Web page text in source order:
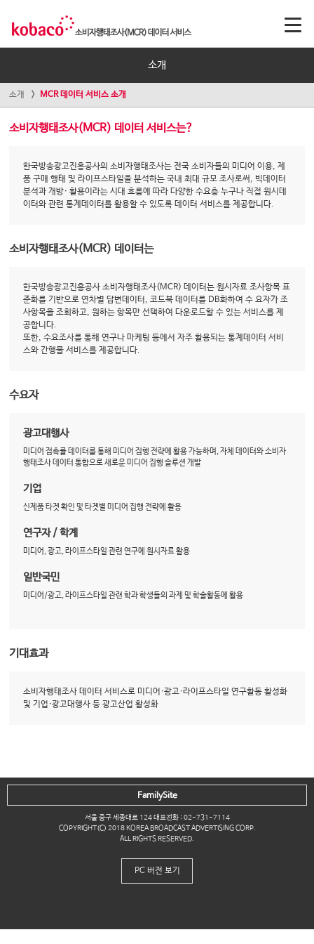
소개
소개 MCR 데이터 서비스 소개
소비자행태조사(MCR) 데이터 서비스는?
한국방송광고진흥공사의 소비자행태조사는 전국 소비자들의 미디어 이용, 제
품 구매 행태 및 라이프스타일을 분석하는 국내 최대 규모 조사로써, 빅데이터
분석과 개방· 활용이라는 시대 흐름에 따라 다양한 수요층 누구나 직접 원시데
이터와 관련 통계데이터를 활용할 수 있도록 데이터 서비스를 제공합니다.
소비자행태조사(MCR) 데이터는
한국방송광고진흥공사 소비자행태조사(MCR) 데이터는 원시자료 조사항목 표
준화를 기반으로 연차별 답변데이터, 코드북 데이터를 DB화하여 수 요자가 조
사항목을 조회하고, 원하는 항목만 선택하여 다운로드할 수 있는 서비스를 제
공합니다.
또한, 수요조사를 통해 연구나 마케팅 등에서 자주 활용되는 통계데이터 서비
스와 간행물 서비스를 제공합니다.
수요자
광고대행사
미디어 접촉률 데이터를 통해 미디어 집행 전략에 활용 가능하며, 자체 데이터와 소비자
행태조사 데이터 통합으로 새로운 미디어 집행 솔루션 개발
기업
신제품 타겟 확인 및 타겟별 미디어 집행 전략에 활용
연구자 / 학계
미디어, 광고, 라이프스타일 관련 연구에 원시자료 활용
일반국민
미디어/광고, 라이프스타일 관련 학과 학생들의 과제 및 학술활동에 활용
기대효과
소비자행태조사 데이터 서비스로 미디어·광고·라이프스타일 연구활동 활성화
및 기업·광고대행사 등 광고산업 활성화
서울 중구 세종대로 124 대표전화 : 02-731-7114
COPYRIGHT(C) 2018 KOREA BROADCAST ADVERTISING CORP.
ALL RIGHTS RESERVED.
FamilySite
PC 버전 보기